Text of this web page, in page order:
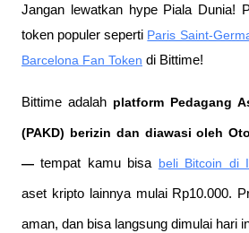
Jangan lewatkan hype Piala Dunia!
token populer seperti Paris Saint-
Barcelona Fan Token di Bittime!
Bittime adalah platform Pedagang
(PAKD) berizin dan diawasi oleh
— tempat kamu bisa beli Bitcoin di
aset kripto lainnya mulai Rp10.000.
aman, dan bisa langsung dimulai hari